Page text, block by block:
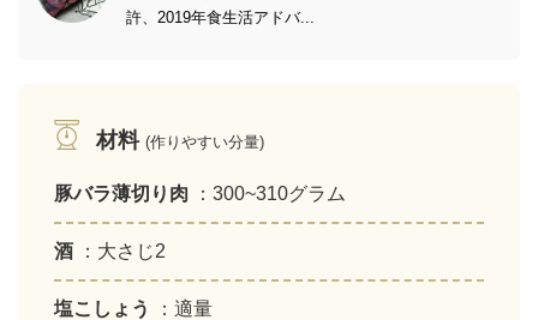
許、2019年食生活アドバ...
材料 (作りやすい分量)
豚バラ薄切り肉 ：300~310グラム
酒 ：大さじ2
塩こしょう ：適量